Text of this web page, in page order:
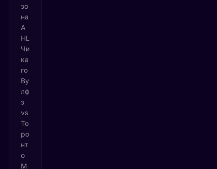
зо
на
A
HL
Чи
ка
го
Ву
лф
з
vs
То
ро
нт
о
М